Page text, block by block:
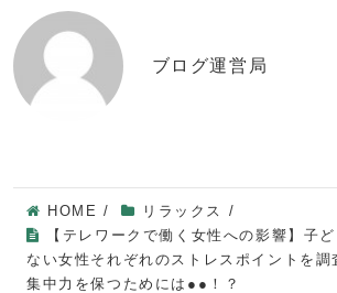
ブログ運営局
HOME / リラックス
/
【テレワークで働く女性への影響】子
ない女性それぞれのストレスポイントを調
集中力を保つためには●●！？